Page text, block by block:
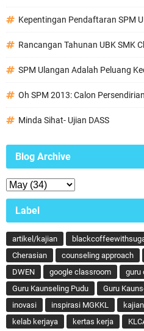
Kepentingan Pendaftaran SPM
Rancangan Tahunan UBK SMK
SPM Ulangan Adalah Peluang
Oh SPM 2013: Calon Persendirian
Minda Sihat- Ujian DASS
Blog Archive
Label
artikel/kajian
Cherasian
counseling approach
DWEN
google classroom guru
Guru Kaunseling Pudu
Guru
inovasi
inspirasi MGKKL
kelab kerjaya
kertas kerja